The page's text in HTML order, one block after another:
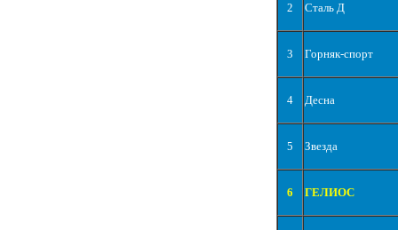
2 Сталь Д
3 Горняк-спорт
4 Десна
5 Звезда
6 ГЕЛИОС